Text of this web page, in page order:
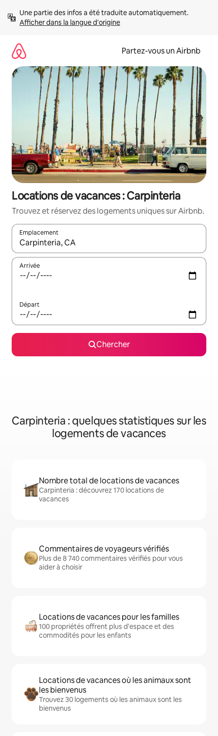
directement
Afficher dans la langue d'origine
Partez-vous un Airbnb
Locations de vacances : Carpinteria
Trouvez et réservez des logements uniques sur Airbnb.
Emplacement
Quand les résultats sont affichés, parcourez-les en utilisant
Arrivée
Départ
Chercher
Carpinteria : quelques statistiques sur les
logements de vacances
Nombre total de locations de vacances
Carpinteria : découvrez 170 locations de
vacances
Commentaires de voyageurs vérifiés
Plus de 8 740 commentaires vérifiés pour vous
aider à choisir
Locations de vacances pour les familles
100 propriétés offrent plus d'espace et des
commodités pour les enfants
Locations de vacances où les animaux sont
les bienvenus
Trouvez 30 logements où les animaux sont les
bienvenus